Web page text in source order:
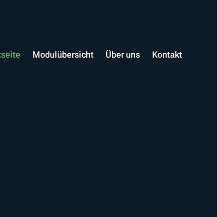
Modulübersicht Über uns Kontakt